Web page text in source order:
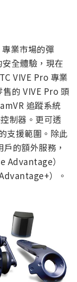
業市場的彈
全體驗，現在
VIVE Pro 專業
的 VIVE Pro 頭
追蹤系統
制器。更可透
支援範圍。除此
的額外服務，
Advantage）
）。